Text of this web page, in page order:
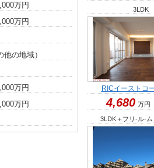
万円
万円
の地域）
万円
万円
3LDK
RICイーストコ
4,680 万円
3LDK＋フリ-ル-ム